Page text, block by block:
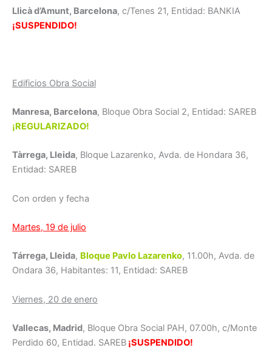
Llicà d’Amunt, Barcelona, c/Tenes 21, Entidad: BANKIA
¡SUSPENDIDO!
Edificios Obra Social
Manresa, Barcelona, Bloque Obra Social 2, Entidad: SAREB
¡REGULARIZADO!
Tàrrega, Lleida, Bloque Lazarenko, Avda. de Hondara 36,
Entidad: SAREB
Con orden y fecha
Martes, 19 de julio
Tárrega, Lleida, Bloque Pavlo Lazarenko, 11.00h, Avda. de
Ondara 36, Habitantes: 11, Entidad: SAREB
Viernes, 20 de enero
Vallecas, Madrid, Bloque Obra Social PAH, 07.00h, c/Monte
Perdido 60, Entidad. SAREB ¡SUSPENDIDO!